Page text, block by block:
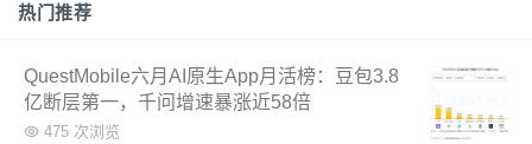
热门推荐
QuestMobile六月AI原生App月活榜：豆包3.8
亿断层第一，千问增速暴涨近58倍
475 次浏览